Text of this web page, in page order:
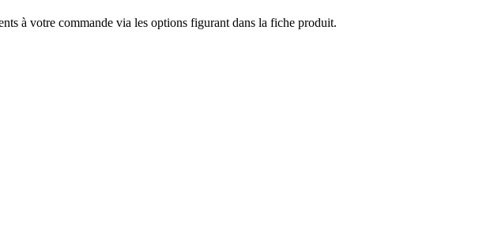
à votre commande via les options figurant dans la fiche produit.